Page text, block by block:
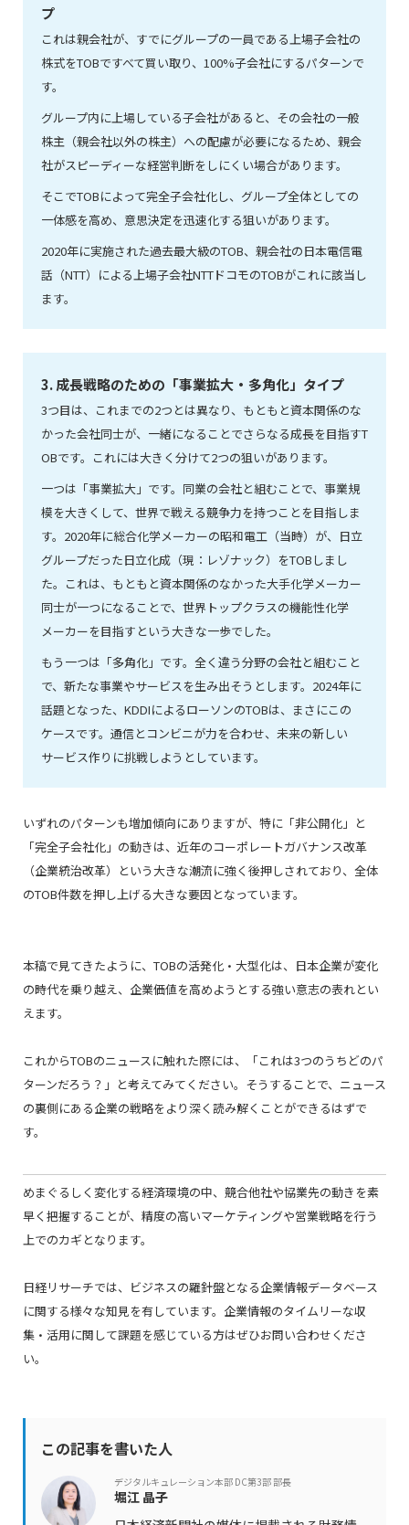
プ
これは親会社が、すでにグループの一員である上場子会社の
株式をTOBですべて買い取り、100%子会社にするパターンで
す。
グループ内に上場している子会社があると、その会社の一般
株主（親会社以外の株主）への配慮が必要になるため、親会
社がスピーディーな経営判断をしにくい場合があります。
そこでTOBによって完全子会社化し、グループ全体としての
一体感を高め、意思決定を迅速化する狙いがあります。
2020年に実施された過去最大級のTOB、親会社の日本電信電
話（NTT）による上場子会社NTTドコモのTOBがこれに該当し
ます。
3. 成長戦略のための「事業拡大・多角化」タイプ
3つ目は、これまでの2つとは異なり、もともと資本関係のな
かった会社同士が、一緒になることでさらなる成長を目指すT
OBです。これには大きく分けて2つの狙いがあります。
一つは「事業拡大」です。同業の会社と組むことで、事業規
模を大きくして、世界で戦える競争力を持つことを目指しま
す。2020年に総合化学メーカーの昭和電工（当時）が、日立
グループだった日立化成（現：レゾナック）をTOBしまし
た。これは、もともと資本関係のなかった大手化学メーカー
同士が一つになることで、世界トップクラスの機能性化学
メーカーを目指すという大きな一歩でした。
もう一つは「多角化」です。全く違う分野の会社と組むこと
で、新たな事業やサービスを生み出そうとします。2024年に
話題となった、KDDIによるローソンのTOBは、まさにこの
ケースです。通信とコンビニが力を合わせ、未来の新しい
サービス作りに挑戦しようとしています。
いずれのパターンも増加傾向にありますが、特に「非公開化」と
「完全子会社化」の動きは、近年のコーポレートガバナンス改革
（企業統治改革）という大きな潮流に強く後押しされており、全体
のTOB件数を押し上げる大きな要因となっています。
本稿で見てきたように、TOBの活発化・大型化は、日本企業が変化
の時代を乗り越え、企業価値を高めようとする強い意志の表れとい
えます。
これからTOBのニュースに触れた際には、「これは3つのうちどのパ
ターンだろう？」と考えてみてください。そうすることで、ニュース
の裏側にある企業の戦略をより深く読み解くことができるはずで
す。
めまぐるしく変化する経済環境の中、競合他社や協業先の動きを素
早く把握することが、精度の高いマーケティングや営業戦略を行う
上でのカギとなります。
日経リサーチでは、ビジネスの羅針盤となる企業情報データベース
に関する様々な知見を有しています。企業情報のタイムリーな収
集・活用に関して課題を感じている方はぜひお問い合わせくださ
い。
この記事を書いた人
デジタルキュレーション本部 DC第3部 部長
堀江 晶子